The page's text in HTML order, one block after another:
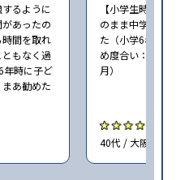
るように
あったの
間を取れ
もなく過
年時に子ど
あ勧めた
【小学生時の通
のまま中学でも
た（小学6年時
め度合い：まあ
月）
40代 / 大阪府 女